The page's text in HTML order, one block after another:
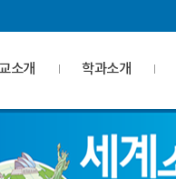
소개 학과소개